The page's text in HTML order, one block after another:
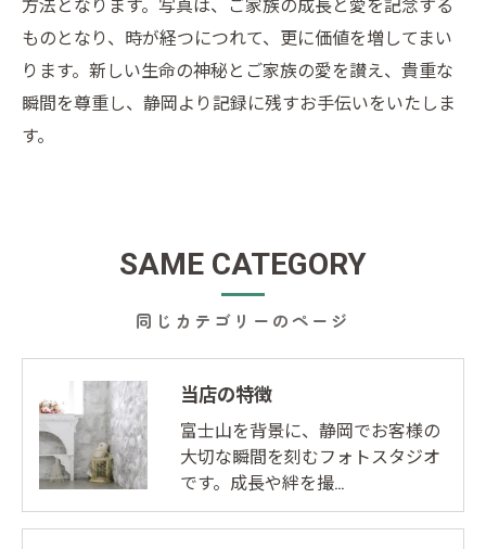
ものとなり、時が経つにつれて、更に価値を増してまい
ります。新しい生命の神秘とご家族の愛を讃え、貴重な
瞬間を尊重し、静岡より記録に残すお手伝いをいたしま
す。
同じカテゴリーのページ
SAME CATEGORY
当店の特徴
富士山を背景に、静岡でお客様の
大切な瞬間を刻むフォトスタジオ
です。成長や絆を撮…